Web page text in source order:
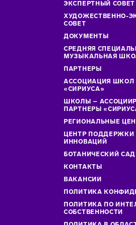
ЭКСПЕРТНЫЙ СОВЕТ
ХУДОЖЕСТВЕННО-
СОВЕТ
ДОКУМЕНТЫ
СРЕДНЯЯ
МУЗЫКАЛЬНАЯ
ПАРТНЕРЫ
АССОЦИАЦИЯ ШКОЛ
«СИРИУСА»
ШКОЛЫ –
ПАРТНЕРЫ
РЕГИОНАЛЬНЫЕ
ЦЕНТР ПОДДЕРЖКИ
ИННОВАЦИЙ
БОТАНИЧЕСКИЙ
КОНТАКТЫ
ВАКАНСИИ
ПОЛИТИКА
ПОЛИТИКА ПО
СОБСТВЕННОСТИ